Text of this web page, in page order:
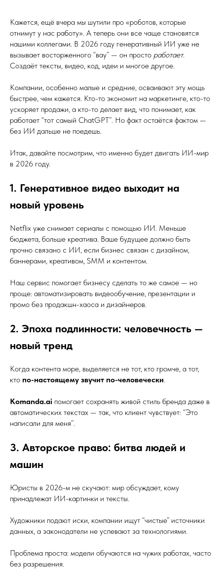
Кажется, ещё вчера мы шутили про «роботов, которые
отнимут у нас работу». А теперь они все чаще становятся
нашими коллегами. В 2026 году генеративный ИИ уже не
вызывает восторженного “вау” — он просто работает.
Создаёт тексты, видео, код, идеи и многое другое.
Компании, особенно малые и средние, осваивают эту мощь
быстрее, чем кажется. Кто-то экономит на маркетинге, кто-то
ускоряет продажи, а кто-то делает вид, что понимает, как
работает “тот самый ChatGPT”. Но факт остаётся фактом —
без ИИ дальше не поедешь.
Итак, давайте посмотрим, что именно будет двигать ИИ-мир
в 2026 году.
1. Генеративное видео выходит на
новый уровень
Netflix уже снимает сериалы с помощью ИИ. Меньше
бюджета, больше креатива. Ваше будущее должно быть
прочно связано с ИИ, если бизнес связан с дизайном,
баннерами, креативом, SMM и контентом.
Наш сервис помогает бизнесу сделать то же самое — но
проще: автоматизировать видеообучение, презентации и
промо без продакшн-хаоса и дизайнеров.
2. Эпоха подлинности: человечность —
новый тренд
Когда контента море, выделяется не тот, кто громче, а тот,
кто по-настоящему звучит по-человечески.
Komanda.ai помогает сохранять живой стиль бренда даже в
автоматических текстах — так, что клиент чувствует: “Это
написали для меня”.
3. Авторское право: битва людей и
машин
Юристы в 2026-м не скучают: мир обсуждает, кому
принадлежат ИИ-картинки и тексты.
Художники подают иски, компании ищут “чистые” источники
данных, а законодатели не успевают за технологиями.
Проблема проста: модели обучаются на чужих работах, часто
без разрешения.